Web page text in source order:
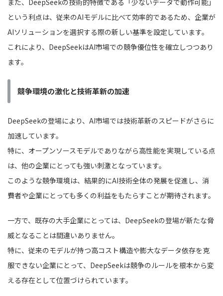
また、DeepSeekの技術的特徴である「少ないデータで動作可能」
という利点は、従来のAIモデルに比べて効率的であるため、企業が
AIソリューションを選択する際の新しい基準を設定しています。
これにより、DeepSeekはAI市場での競争優位性を確立しつつあり
ます。
競争環境の激化と技術革新の加速
DeepSeekの登場により、AI市場では技術革新のスピードがさらに
加速しています。
特に、オープンソースモデルでありながら高性能を実現している点
は、他の企業にとっても強い刺激となっています。
このような競争環境は、結果的にAI技術全体の発展を促進し、消
費者や企業にとっても多くの利益をもたらすことが期待されます。
一方で、既存の大手企業にとっては、DeepSeekの登場が新たな脅
威となることは間違いありません。
特に、従来のモデルが持つ高コスト構造や膨大なデータ依存を克
服できない企業にとって、DeepSeekは競争のルールを根本から変
える存在として位置づけられています。